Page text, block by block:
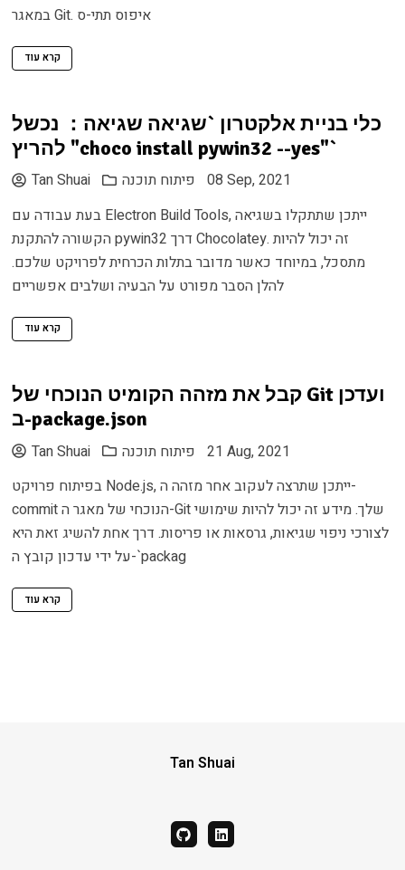
במאגר Git. איפוס תתי-ס
קרא עוד
כלי בניית אלקטרון `שגיאה שגיאה： נכשל
להריץ "choco install pywin32 --yes"`
Tan Shuai פיתוח תוכנה 08 Sep, 2021
בעת עבודה עם Electron Build Tools, ייתכן שתתקלו בשגיאה
הקשורה להתקנת pywin32 דרך Chocolatey. זה יכול להיות
מתסכל, במיוחד כאשר מדובר בתלות הכרחית לפרויקט שלכם.
להלן הסבר מפורט על הבעיה ושלבים אפשריים
קרא עוד
קבל את מזהה הקומיט הנוכחי של Git ועדכן
ב-package.json
Tan Shuai פיתוח תוכנה 21 Aug, 2021
בפיתוח פרויקט Node.js, ייתכן שתרצה לעקוב אחר מזהה ה-
commit הנוכחי של מאגר ה-Git שלך. מידע זה יכול להיות שימושי
לצורכי ניפוי שגיאות, גרסאות או פריסות. דרך אחת להשיג זאת היא
על ידי עדכון קובץ ה-`packag
קרא עוד
Tan Shuai
githublinkedin